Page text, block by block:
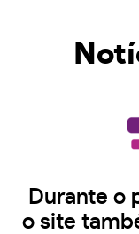
Durante o
o site